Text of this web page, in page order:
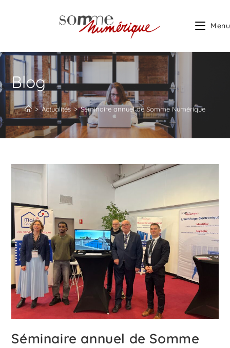
Menu
Blog
> Actualités > Séminaire annuel de Somme Numérique
Séminaire annuel de Somme